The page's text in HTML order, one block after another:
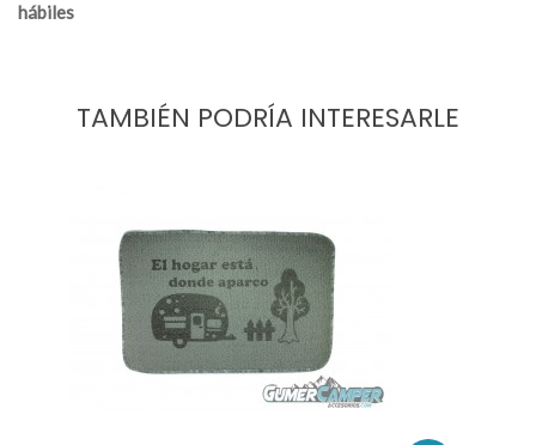
hábiles
TAMBIÉN PODRÍA INTERESARLE